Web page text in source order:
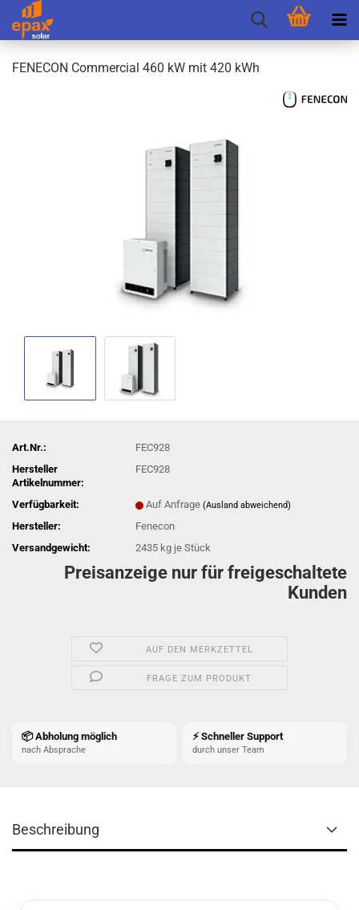
FEN­E­CON Com­mer­cial 460 kW mit 420 kWh
Art.Nr.:
FEC928
Hersteller
Artikelnummer:
FEC928
Verfügbarkeit: Auf Anfrage (Ausland abweichend)
Hersteller:
Fenecon
Versandgewicht:
2435 kg je Stück
Preisanzeige nur für freigeschaltete
Kunden
AUF DEN MERKZETTEL
FRAGE ZUM PRODUKT
📦 Abholung möglich
nach Absprache
⚡ Schneller Support
durch unser Team
Beschreibung